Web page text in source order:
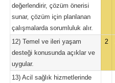
değerlendirir, çözüm önerisi
sunar, çözüm için planlanan
çalışmalarda sorumluluk alır.
12) Temel ve ileri yaşam
desteği konusunda açıklar ve
uygular.
2
13) Acil sağlık hizmetlerinde